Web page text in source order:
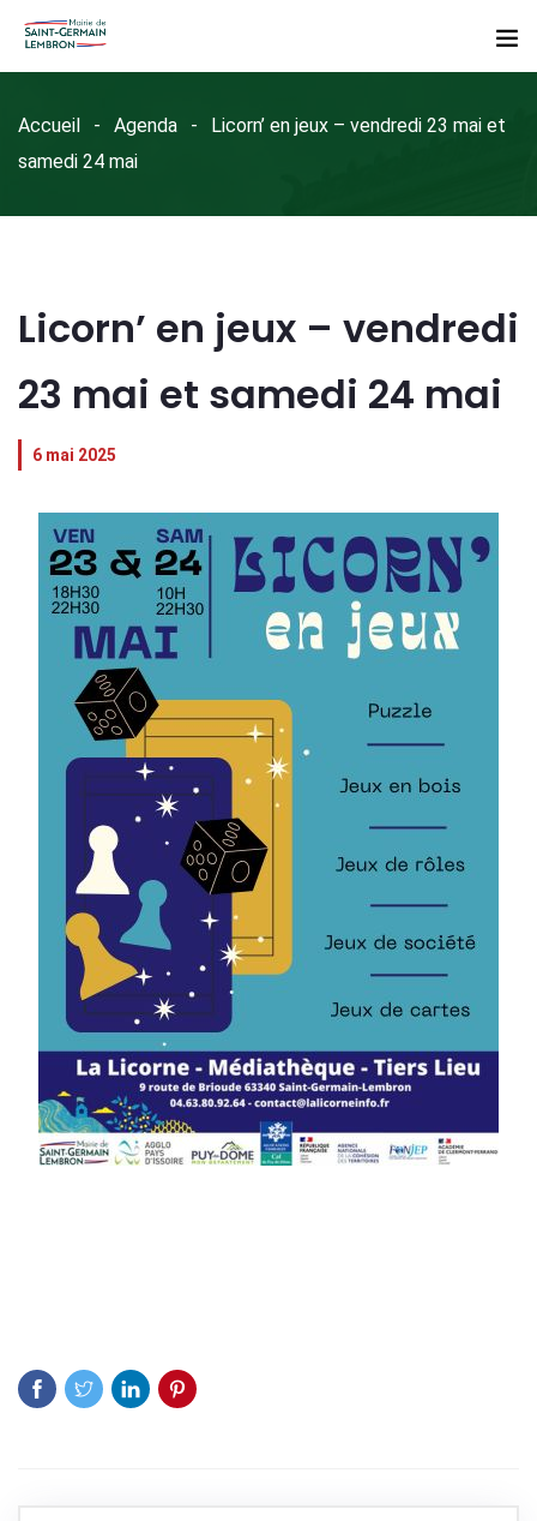
Accueil Agenda
Licorn’ en jeux – vendredi 23 mai et
samedi 24 mai
Licorn’ en jeux – vendredi
23 mai et samedi 24 mai
6 mai 2025